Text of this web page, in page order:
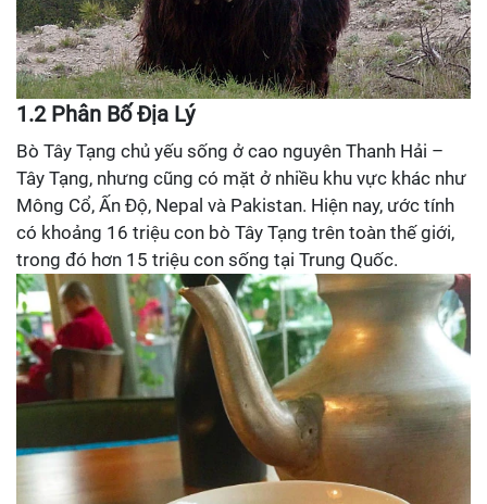
1.2 Phân Bố Địa Lý
Bò Tây Tạng chủ yếu sống ở cao nguyên Thanh Hải –
Tây Tạng, nhưng cũng có mặt ở nhiều khu vực khác như
Mông Cổ, Ấn Độ, Nepal và Pakistan. Hiện nay, ước tính
có khoảng 16 triệu con bò Tây Tạng trên toàn thế giới,
trong đó hơn 15 triệu con sống tại Trung Quốc.